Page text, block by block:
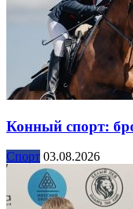
Конный спорт:
Спорт 03.08.2026